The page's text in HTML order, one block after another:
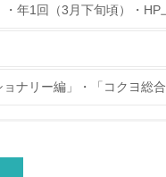
・年1回（3月下旬頃）・HP
ナリー編」・「コクヨ総